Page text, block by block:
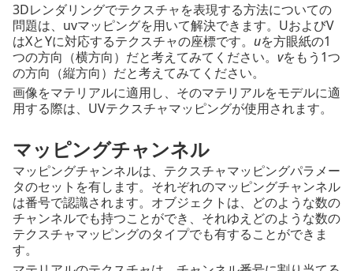
3Dレンダリングでテクスチャを表現する方法についての
問題は、uvマッピングを用いて解決できます。UおよびV
はXとYに対応するテクスチャの座標です。 uを方眼紙の1
つの方向（横方向）だと考えてみてください。 vをもう1つ
の方向（縦方向）だと考えてみてください。
画像をマテリアルに適用し、そのマテリアルをモデルに適
用する際は、UVテクスチャマッピングが使用されます。
マッピングチャンネル
マッピングチャンネルは、テクスチャマッピングパラメー
タのセットを有します。それぞれのマッピングチャンネル
は番号で認識されます。オブジェクトは、どのような数の
チャンネルでも持つことができ、それゆえどのような数の
テクスチャマッピングのタイプでも有することができま
す。